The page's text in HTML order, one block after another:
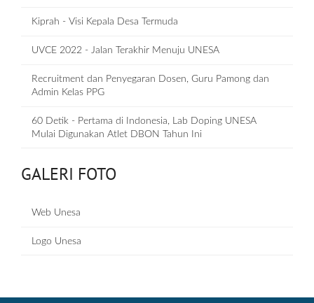
Kiprah - Visi Kepala Desa Termuda
UVCE 2022 - Jalan Terakhir Menuju UNESA
Recruitment dan Penyegaran Dosen, Guru Pamong dan
Admin Kelas PPG
60 Detik - Pertama di Indonesia, Lab Doping UNESA
Mulai Digunakan Atlet DBON Tahun Ini
GALERI FOTO
Web Unesa
Logo Unesa